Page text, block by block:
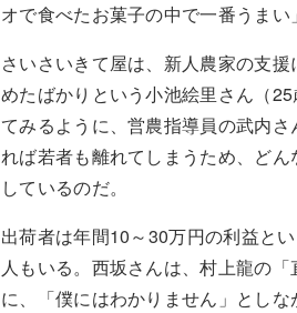
オで食べたお菓子の中で一番うまい
さいさいきて屋は、新人農家の支
めたばかりという小池絵里さん（
てみるように、営農指導員の武内
れば若者も離れてしまうため、ど
しているのだ。
出荷者は年間10～30万円の利益と
人もいる。西坂さんは、村上龍の
に、「僕にはわかりません」としな